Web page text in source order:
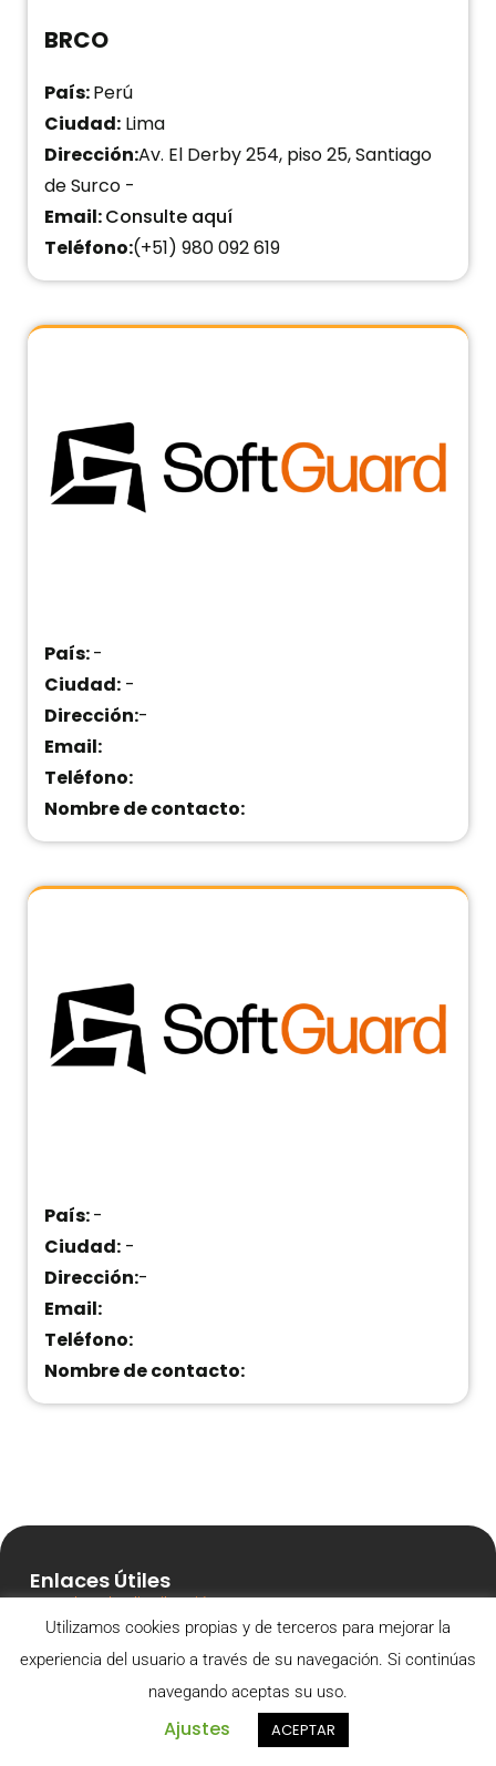
BRCO
País:Perú
Ciudad: Lima
Dirección:Av. El Derby 254, piso 25, Santiago
de Surco -
Email:Consulte aquí
Teléfono:(+51) 980 092 619
País:-
Ciudad: -
Dirección:-
Email:
Teléfono:
Nombre de contacto:
País:-
Ciudad: -
Dirección:-
Email:
Teléfono:
Nombre de contacto:
Enlaces Útiles
Canales de distribución
Nosotros
Club de beneficios
Campañas de redes
Acceso a web Ultra
Utilizamos cookies propias y de terceros para mejorar la
experiencia del usuario a través de su navegación. Si continúas
navegando aceptas su uso.
Ajustes ACEPTAR